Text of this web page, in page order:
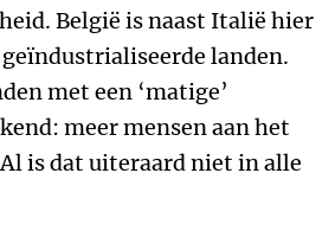
België is naast Italië hier
landen.
met een ‘matige’
meer mensen aan het
is dat uiteraard niet in alle